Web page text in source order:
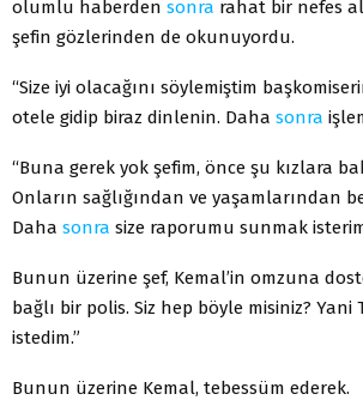
olumlu haberden sonra rahat bir nefes
şefin gözlerinden de okunuyordu.
“Size iyi olacağını söylemiştim
otele gidip biraz dinlenin. Daha sonra
“Buna gerek yok şefim, önce şu kızlara
Onların sağlığından ve yaşamlarından
Daha sonra size raporumu sunmak
Bunun üzerine şef, Kemal’in omzuna
bağlı bir polis. Siz hep böyle misiniz? Yani
istedim.”
Bunun üzerine Kemal, tebessüm ederek.